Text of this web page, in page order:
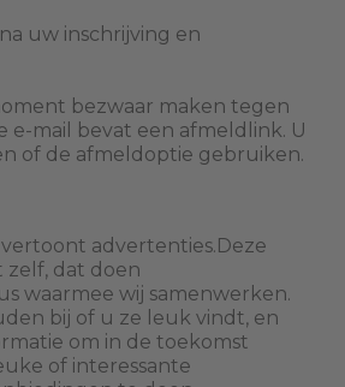
uw inschrijving en
bezwaar maken tegen
e-mail bevat een afmeldlink. U
of de afmeldoptie gebruiken.
advertenties.Deze
zelf, dat doen
waarmee wij samenwerken.
bij of u ze leuk vindt, en
om in de toekomst
of interessante